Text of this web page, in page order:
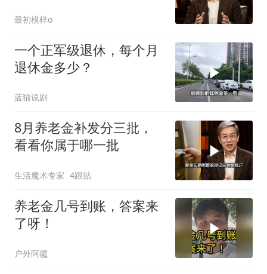
最初模样o
一个正军级退休，每个月
退休金多少？
蓝猫说剧
8月养老金补发分三批，
看看你属于哪一批
生活魔术专家 4跟贴
养老金几号到账，答案来
了呀！
户外阿毽